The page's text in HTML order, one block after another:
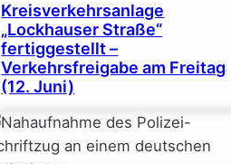
Kreisverkehrsanlage
„Lockhauser Straße“
fertiggestellt –
Verkehrsfreigabe am Freitag
(12. Juni)